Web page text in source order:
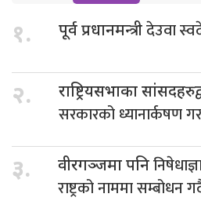
१. पूर्व प्रधानमन्त्रीदेउवा
२. राष्ट्रियसभाका
सरकारको ध्यानार्कषण
३. वीरगञ्जमा पनि
राष्ट्रको नाममा सम्बोधन